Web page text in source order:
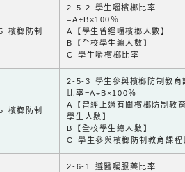
檳榔防制
2-5-2 學生嚼檳榔比率
=A÷B×100％
A【學生曾經嚼檳榔人數】
B【全校學生總人數】
C 學生嚼檳榔比率
檳榔防制
2-5-3 學生參與檳榔防制教育
比率=A÷B×100％
A【曾經上過有關檳榔防制教
學生人數】
B【全校學生總人數】
C 學生參與檳榔防制教育課程
2-6-1 遵醫囑服藥比率